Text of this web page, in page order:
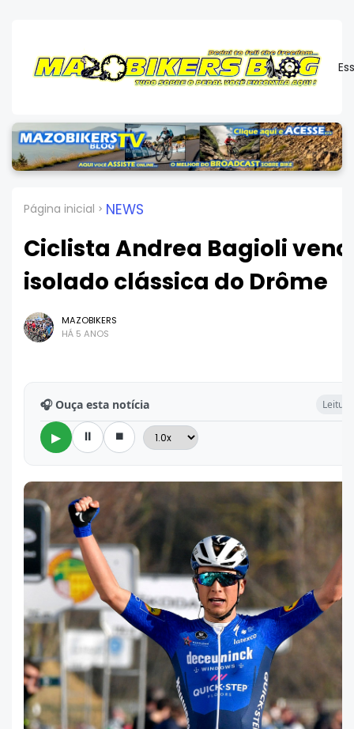
Página inicial NEWS
Ciclista Andrea Bagioli
isolado clássica do Drôme
MAZOBIKERS
HÁ 5 ANOS
🎧 Ouça esta notícia
▶ ⏸ ⏹